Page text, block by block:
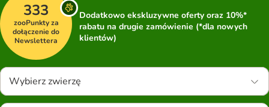
333
zooPunkty za
dołączenie do
Newslettera
Dodatkowo ekskluzywne oferty oraz 10%*
rabatu na drugie zamówienie (*dla nowych
klientów)
Wybierz zwierzę